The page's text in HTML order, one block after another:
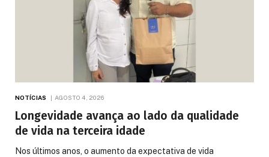
NOTÍCIAS AGOSTO 4, 2026
Longevidade avança ao lado da qualidade
de vida na terceira idade
Nos últimos anos, o aumento da expectativa de vida